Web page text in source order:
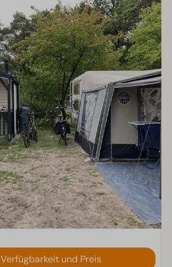
Verfügbarkeit und Preis